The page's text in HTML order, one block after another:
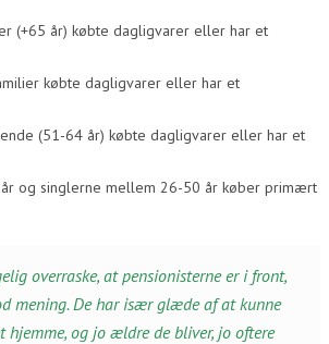
(+65 år) købte dagligvarer eller har et
købte dagligvarer eller har et
(51-64 år) købte dagligvarer eller har et
og singlerne mellem 26-50 år køber primært
overraske, at pensionisterne er i front,
mening. De har især glæde af at kunne
hjemme, og jo ældre de bliver, jo oftere